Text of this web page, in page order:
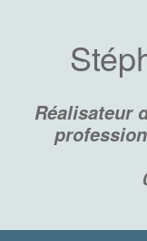
Réalisateur